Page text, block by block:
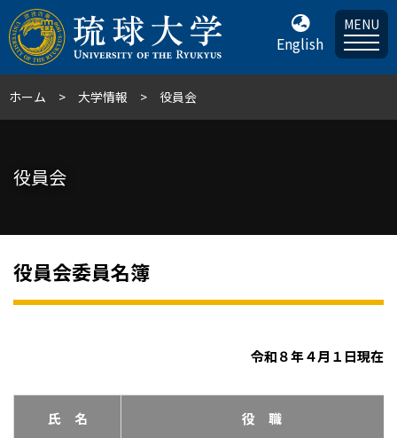
English
MENU
ホーム 大学情報 役員会
役員会
役員会委員名簿
令和８年４月１日現在
氏 名 役 職